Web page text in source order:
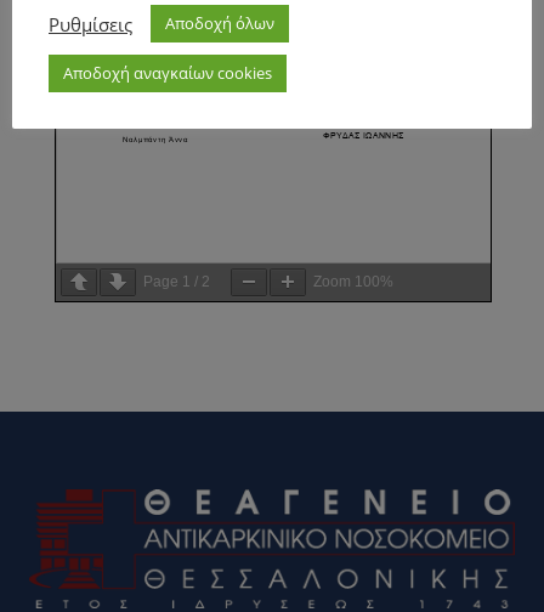
Page 1 / 2 Zoom 100%
Ρυθμίσεις
Αποδοχή όλων
Αποδοχή αναγκαίων cookies